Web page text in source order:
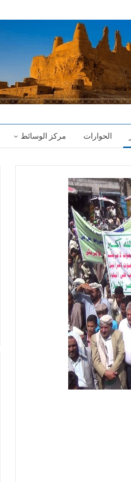
الحوارات مركز الوسائط